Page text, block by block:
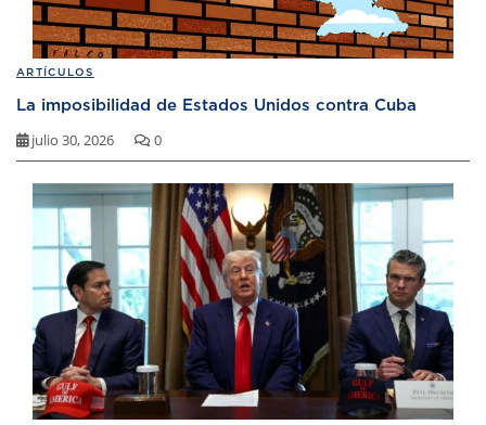
ARTÍCULOS
La imposibilidad de Estados Unidos contra Cuba
julio 30, 2026 0